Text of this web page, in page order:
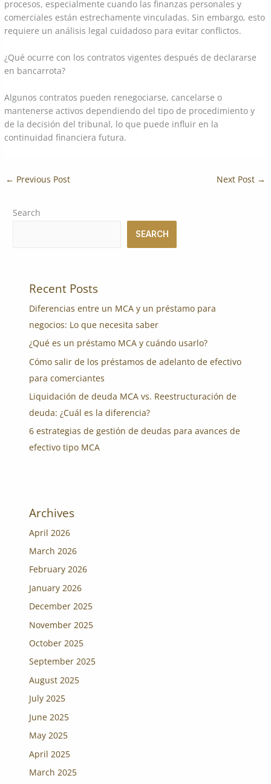
procesos, especialmente cuando las finanzas personales y
comerciales están estrechamente vinculadas. Sin embargo, esto
requiere un análisis legal cuidadoso para evitar conflictos.
¿Qué ocurre con los contratos vigentes después de declararse
en bancarrota?
Algunos contratos pueden renegociarse, cancelarse o
mantenerse activos dependiendo del tipo de procedimiento y
de la decisión del tribunal, lo que puede influir en la
continuidad financiera futura.
← Previous Post Next Post →
Search
SEARCH
Recent Posts
Diferencias entre un MCA y un préstamo para
negocios: Lo que necesita saber
¿Qué es un préstamo MCA y cuándo usarlo?
Cómo salir de los préstamos de adelanto de efectivo
para comerciantes
Liquidación de deuda MCA vs. Reestructuración de
deuda: ¿Cuál es la diferencia?
6 estrategias de gestión de deudas para avances de
efectivo tipo MCA
Archives
April 2026
March 2026
February 2026
January 2026
December 2025
November 2025
October 2025
September 2025
August 2025
July 2025
June 2025
May 2025
April 2025
March 2025